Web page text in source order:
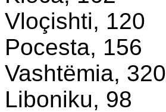
Vloçishti, 120
Pocesta, 156
Vashtëmia, 320
Liboniku, 98